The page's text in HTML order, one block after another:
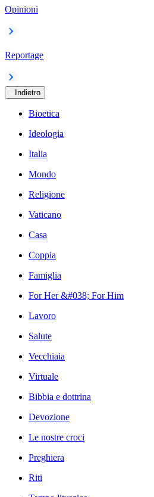
Opinioni
Reportage
Indietro
Bioetica
Ideologia
Italia
Mondo
Religione
Vaticano
Casa
Coppia
Famiglia
For Her &#038; For Him
Lavoro
Salute
Vecchiaia
Virtuale
Bibbia e dottrina
Devozione
Le nostre croci
Preghiera
Riti